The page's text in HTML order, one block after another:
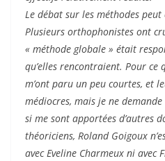
Le débat sur les méthodes
Plusieurs orthophonistes ont
« méthode globale » était
qu’elles rencontraient. Pour ce
m’ont paru un peu courtes, et
médiocres, mais je ne
si me sont apportées d’autres
théoriciens, Roland Goigoux
avec Eveline Charmeux ni avec